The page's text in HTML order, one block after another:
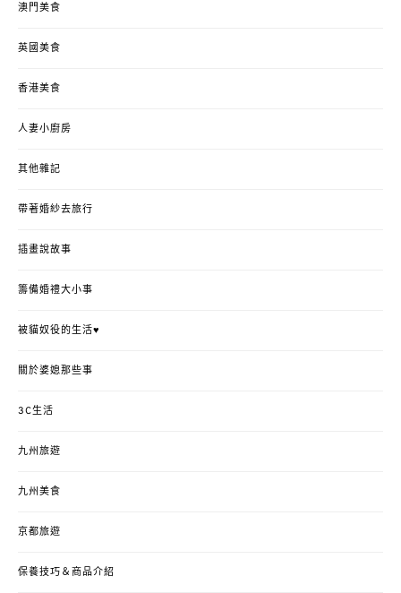
澳門美食
英國美食
香港美食
人妻小廚房
其他雜記
帶著婚紗去旅行
插畫說故事
籌備婚禮大小事
被貓奴役的生活♥
關於婆媳那些事
3C生活
九州旅遊
九州美食
京都旅遊
保養技巧＆商品介紹